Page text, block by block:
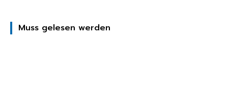
Muss gelesen werden